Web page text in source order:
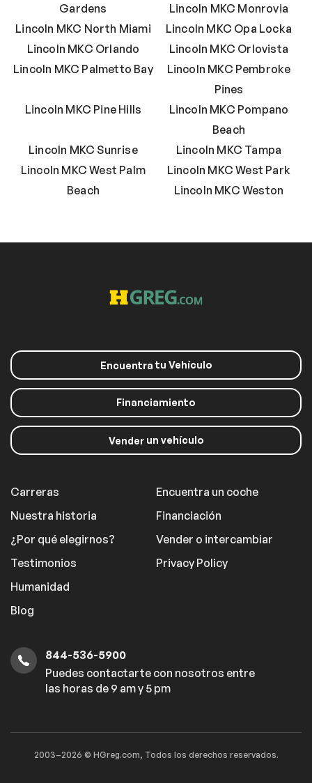
Gardens
Lincoln MKC Monrovia
Lincoln MKC North Miami
Lincoln MKC Opa Locka
Lincoln MKC Orlando
Lincoln MKC Orlovista
Lincoln MKC Palmetto Bay
Lincoln MKC Pembroke
Pines
Lincoln MKC Pine Hills
Lincoln MKC Pompano
Beach
Lincoln MKC Sunrise
Lincoln MKC Tampa
Lincoln MKC West Palm
Beach
Lincoln MKC West Park
Lincoln MKC Weston
Encuentra tu Vehículo
Financiamiento
Venderun vehículo
Carreras
Nuestra historia
¿Por qué elegirnos?
Testimonios
Humanidad
Blog
Encuentra un coche
Financiación
Vender o intercambiar
Privacy Policy
844-536-5900
Puedes contactarte con nosotros entre
las horas de 9 am y 5 pm
2003–2026 © HGreg.com, Todos los derechos reservados.